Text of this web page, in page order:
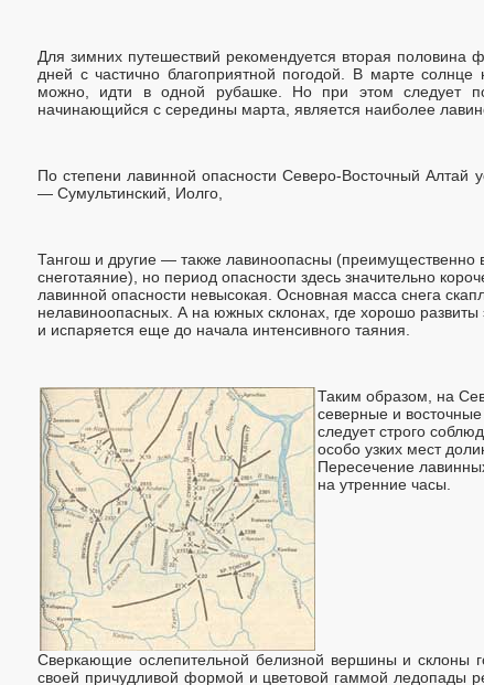
Для зимних путешествий рекомендуется вторая
дней с частично благоприятной погодой. В марте
можно, идти в одной рубашке. Но при этом следует
начинающийся с середины марта, является наиболее
По степени лавинной опасности Северо-Восточный Алтай
— Сумультинский, Иолго,
Тангош и другие — также лавиноопасны (преимущественно
снеготаяние), но период опасности здесь значительно
лавинной опасности невысокая. Основная масса снега
нелавиноопасных. А на южных склонах, где хорошо
и испаряется еще до начала интенсивного таяния.
Таким образом, на
северные и
следует строго
особо узких мест
Пересечение
на утренние часы.
Сверкающие ослепительной белизной вершины и
своей причудливой формой и цветовой гаммой ледопады